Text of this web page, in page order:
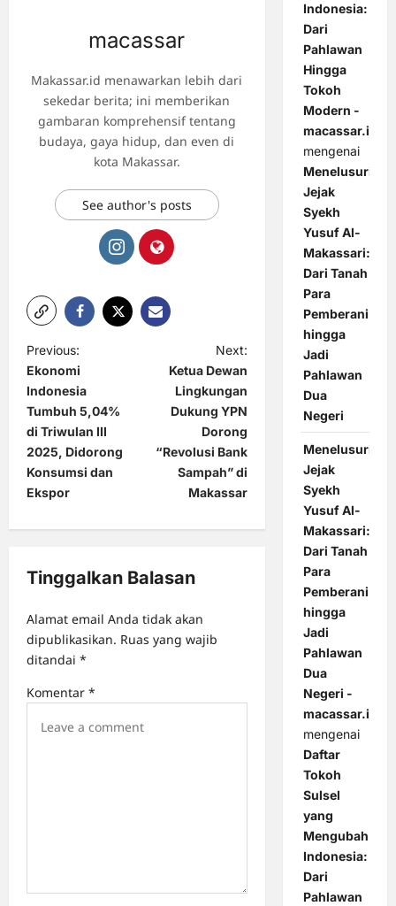
macassar
Makassar.id menawarkan lebih dari
sekedar berita; ini memberikan
gambaran komprehensif tentang
budaya, gaya hidup, dan even di
kota Makassar.
See author's posts
P
o
s
t
n
a
g
t
i
n
Previous:
Ekonomi
Indonesia
Tumbuh 5,04%
di Triwulan III
2025, Didorong
Konsumsi dan
Ekspor
Next:
Ketua Dewan
Lingkungan
Dukung YPN
Dorong
“Revolusi Bank
Sampah” di
Makassar
Tinggalkan Balasan
Alamat email Anda tidak akan
dipublikasikan. Ruas yang wajib
ditandai *
Komentar *
Indonesia:
Dari
Pahlawan
Hingga
Tokoh
Modern -
macassar.id
mengenai
Menelusuri
Jejak
Syekh
Yusuf Al-
Makassari:
Dari Tanah
Para
Pemberani
hingga
Jadi
Pahlawan
Dua
Negeri
Menelusuri
Jejak
Syekh
Yusuf Al-
Makassari:
Dari Tanah
Para
Pemberani
hingga
Jadi
Pahlawan
Dua
Negeri -
macassar.id
mengenai
Daftar
Tokoh
Sulsel
yang
Mengubah
Indonesia:
Dari
Pahlawan